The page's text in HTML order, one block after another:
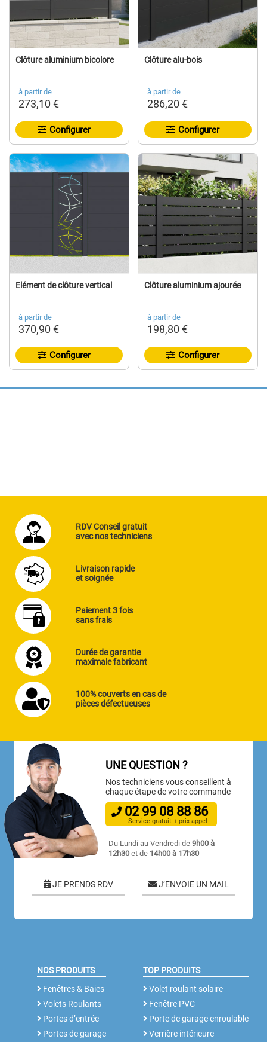
Clôture aluminium bicolore
à partir de
273,10 €
Configurer
Clôture alu-bois
à partir de
286,20 €
Configurer
Elément de clôture vertical
à partir de
370,90 €
Configurer
Clôture aluminium ajourée
à partir de
198,80 €
Configurer
RDV Conseil gratuit
avec nos techniciens
Livraison rapide
et soignée
Paiement 3 fois
sans frais
Durée de garantie
maximale fabricant
100% couverts en cas de
pièces défectueuses
UNE QUESTION ?
Nos techniciens vous conseillent à
chaque étape de votre commande
02 99 08 88 86
Service gratuit + prix appel
Du Lundi au Vendredi de9h00 à
12h30 et de 14h00 à 17h30
JE PRENDS RDV J’ENVOIE UN MAIL
NOS PRODUITS
Fenêtres & Baies
Volets Roulants
Portes d’entrée
Portes de garage
TOP PRODUITS
Volet roulant solaire
Fenêtre PVC
Porte de garage enroulable
Verrière intérieure